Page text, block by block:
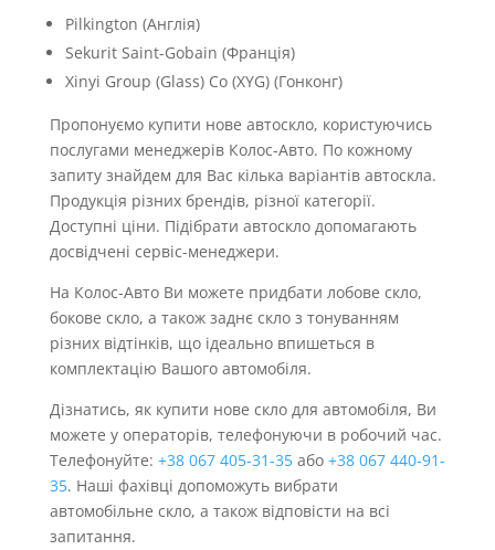
Pilkington (Англія)
Sekurit Saint-Gobain (Франція)
Xinyi Group (Glass) Co (XYG) (Гонконг)
Пропонуємо купити нове автоскло, користуючись
послугами менеджерів Колос-Авто. По кожному
запиту знайдем для Вас кілька варіантів автоскла.
Продукція різних брендів, різної категорії.
Доступні ціни. Підібрати автоскло допомагають
досвідчені сервіс-менеджери.
На Колос-Авто Ви можете придбати лобове скло,
бокове скло, а також заднє скло з тонуванням
різних відтінків, що ідеально впишеться в
комплектацію Вашого автомобіля.
Дізнатись, як купити нове скло для автомобіля, Ви
можете у операторів, телефонуючи в робочий час.
Телефонуйте: +38 067 405-31-35або +38 067 440-91-
35. Наші фахівці допоможуть вибрати
автомобільне скло, а також відповісти на всі
запитання.